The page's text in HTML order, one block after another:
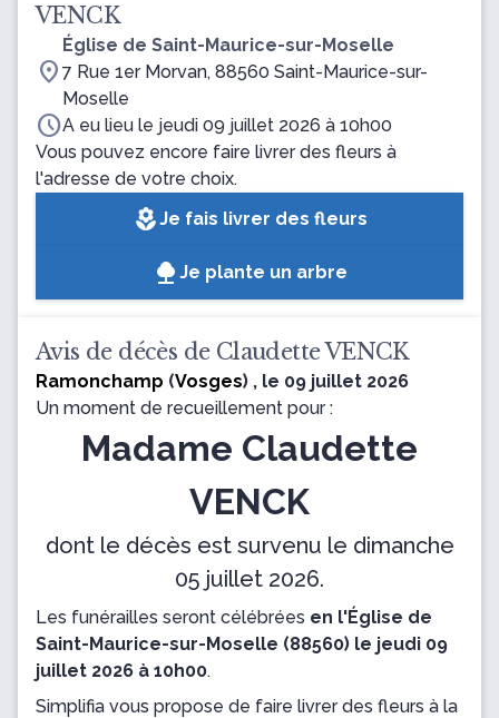
VENCK
location_on
Église de Saint-Maurice-sur-Moselle
7 Rue 1er Morvan, 88560 Saint-Maurice-sur-
Moselle
scheduleA eu lieu le jeudi 09 juillet 2026 à 10h00
Vous pouvez encore faire livrer des fleurs à
l'adresse de votre choix.
local_floristJe fais livrer des fleurs
Je plante un arbre
Avis de décès de Claudette VENCK
Ramonchamp (Vosges) , le 09 juillet 2026
Un moment de recueillement pour :
Madame Claudette
VENCK
dont le décès est survenu le dimanche
05 juillet 2026.
Les funérailles seront célébrées en l'Église de
Saint-Maurice-sur-Moselle (88560) le jeudi 09
juillet 2026 à 10h00.
Simplifia vous propose de faire livrer des fleurs à la